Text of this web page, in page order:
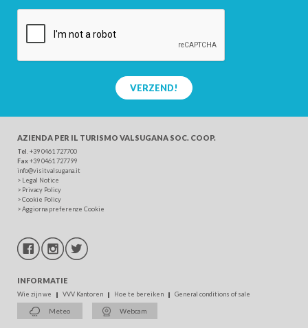
VERZEND!
AZIENDA PER IL TURISMO VALSUGANA SOC. COOP.
Tel . +39 0461 727700
Fax+39 0461 727799
info@visitvalsugana.it
> Legal Notice
> Privacy Policy
>Cookie Policy
>Aggiorna preferenze Cookie
INFORMATIE
Wie zijn we VVV Kantoren Hoe te bereiken General conditions of sale
Meteo Webcam